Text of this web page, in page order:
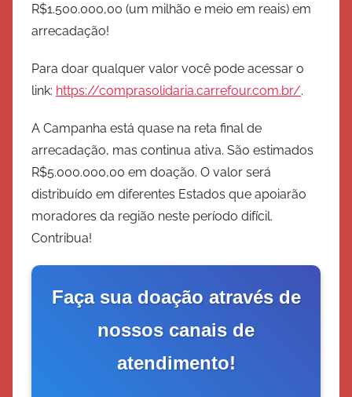
R$1.500.000,00 (um milhão e meio em reais) em
arrecadação!
Para doar qualquer valor você pode acessar o
link: https://comprasolidaria.carrefour.com.br/.
A Campanha está quase na reta final de
arrecadação, mas continua ativa. São estimados
R$5.000.000,00 em doação. O valor será
distribuído em diferentes Estados que apoiarão
moradores da região neste período difícil.
Contribua!
Faça sua doação através de
nossos canais de
atendimento!